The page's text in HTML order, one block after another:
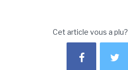
Cet article vous a plu?